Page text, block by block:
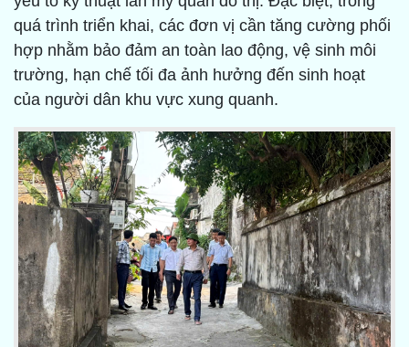
quá trình triển khai, các đơn vị cần tăng cường phối
hợp nhằm bảo đảm an toàn lao động, vệ sinh môi
trường, hạn chế tối đa ảnh hưởng đến sinh hoạt
của người dân khu vực xung quanh.